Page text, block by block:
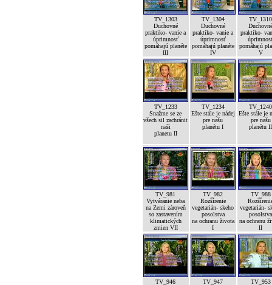
TV_1303
Duchovné
praktiko- vanie a
úprimnosť
pomáhajú planéte
III
TV_1304
Duchovné
praktiko- vanie a
úprimnosť
pomáhajú planéte
IV
TV_1310
praktiko-
pomáhajú
V
TV_1233
Snažme se ze
všech sil zachránit
naši
planetu II
TV_1234
Ešte stále je nádej
pre našu
planétu I
TV_1240
Ešte stále je
pre našu
planétu II
TV_981
Vytváranie neba
na Zemi zároveň
so zastavením
klimatických
zmien VII
TV_982
Rozšírenie
vegetarián- skeho
posolstva
na ochranu života
I
TV_988
vegetarián-
posolstva
na ochranu
II
TV_946 TV_947 TV_953